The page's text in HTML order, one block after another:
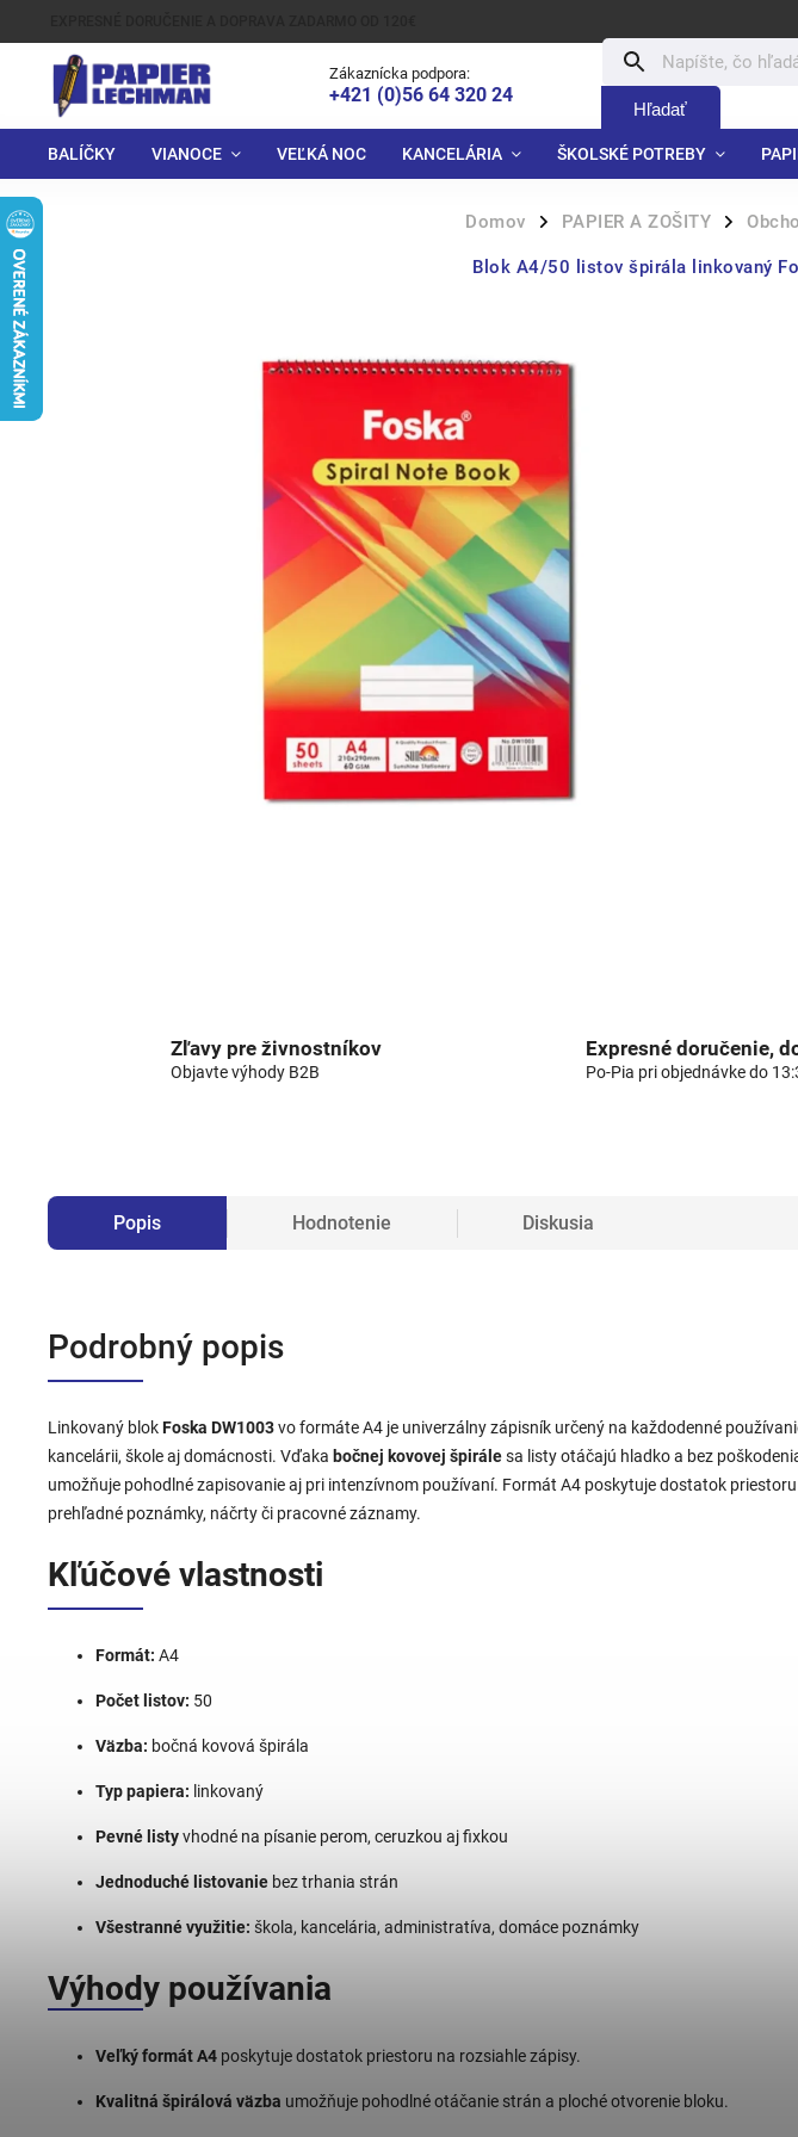
Zákaznícka podpora:
+421 (0)56 64 320 24
Hľadať
BALÍČKY VIANOCE VEĽKÁ NOC KANCELÁRIA ŠKOLSKÉ POTREBY
Domov / PAPIER A ZOŠITY /
Blok A4/50 listov špirála linkovaný
Zľavy pre živnostníkov
Objavte výhody B2B
Expresné doručenie,
Po-Pia pri objednávke do
Popis Hodnotenie Diskusia
Podrobný popis
Linkovaný blokFoska DW1003vo formáte A4 je univerzálny zápisník určený na každodenné
kancelárii, škole aj domácnosti. Vďaka bočnej kovovej špirálesa listy otáčajú hladko a bez
umožňuje pohodlné zapisovanie aj pri intenzívnom používaní. Formát A4 poskytuje dostatok
prehľadné poznámky, náčrty či pracovné záznamy.
Kľúčové vlastnosti
Formát: A4
Počet listov: 50
Väzba: bočná kovová špirála
Typ papiera: linkovaný
Pevné listyvhodné na písanie perom, ceruzkou aj fixkou
Jednoduché listovanie bez trhania strán
Všestranné využitie: škola, kancelária, administratíva, domáce poznámky
Výhody používania
Veľký formát A4 poskytuje dostatok priestoru na rozsiahle zápisy.
Kvalitná špirálová väzba umožňuje pohodlné otáčanie strán a ploché otvorenie bloku.